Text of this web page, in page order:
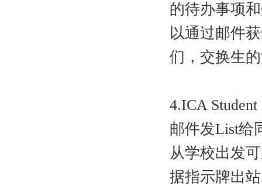
的待办事项
以通过邮件
们，交换生
4.ICA
邮件发List给
从学校出发
据指示牌出